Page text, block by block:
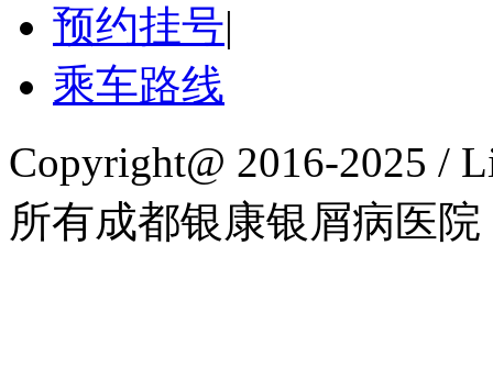
预约挂号|
乘车路线
Copyright@ 2016-2025 /
所有成都银康银屑病医院